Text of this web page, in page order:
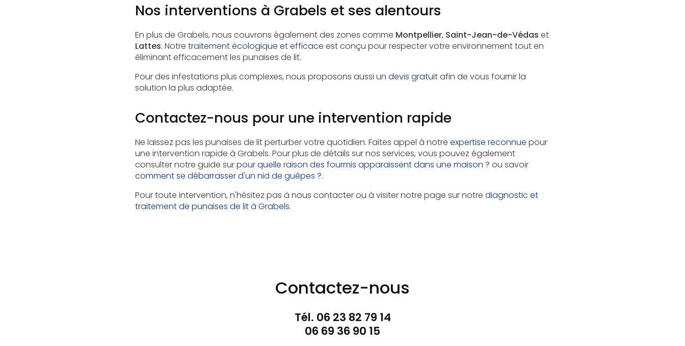
Nos interventions à Grabels et ses alentours
En plus de Grabels, nous couvrons également des zones comme Montpellier, Saint-Jean-de-Védas et
Lattes. Notre traitement écologique et efficace est conçu pour respecter votre environnement tout en
éliminant efficacement les punaises de lit.
Pour des infestations plus complexes, nous proposons aussi un devis gratuitafin de vous fournir la
solution la plus adaptée.
Contactez-nous pour une intervention rapide
Ne laissez pas les punaises de lit perturber votre quotidien. Faites appel à notre expertise reconnue pour
une intervention rapide à Grabels. Pour plus de détails sur nos services, vous pouvez également
consulter notre guide surpour quelle raison des fourmis apparaissent dans une maison ? ou savoir
comment se débarrasser d'un nid de guêpes ?.
Pour toute intervention, n'hésitez pas à nous contacter ou à visiter notre page sur notre diagnostic et
traitement de punaises de lit à Grabels.
Contactez-nous
Tél. 06 23 82 79 14
06 69 36 90 15